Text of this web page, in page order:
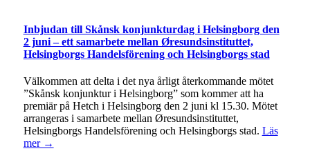
Inbjudan till Skånsk konjunkturdag i Helsingborg den
2 juni – ett samarbete mellan Øresundsinstituttet,
Helsingborgs Handelsförening och Helsingborgs stad
Välkommen att delta i det nya årligt återkommande mötet
”Skånsk konjunktur i Helsingborg” som kommer att ha
premiär på Hetch i Helsingborg den 2 juni kl 15.30. Mötet
arrangeras i samarbete mellan Øresundsinstituttet,
Helsingborgs Handelsförening och Helsingborgs stad. Läs
mer →